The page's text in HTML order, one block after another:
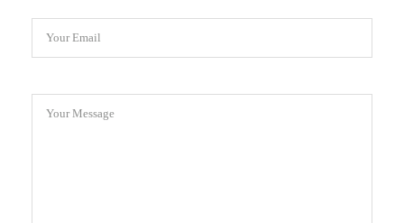
Your Email
Your Message